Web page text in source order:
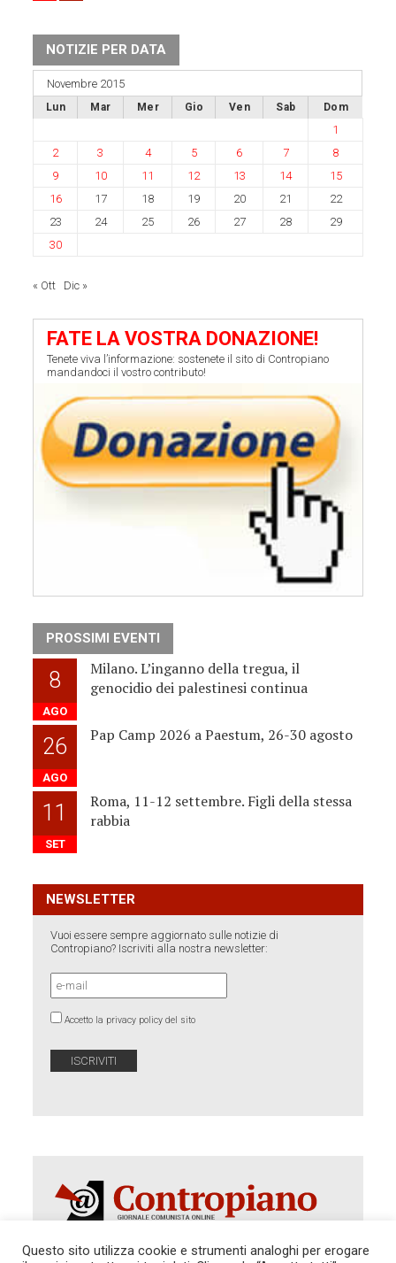
NOTIZIE PER DATA
Novembre 2015
Lun Mar Mer Gio Ven Sab Dom
1
2
3 4 5 6 7
8
9
10 11 12 13 14
15
16
17 18 19 20 21
22
23
24 25 26 27 28
29
30
« Ott Dic »
FATE LA VOSTRA DONAZIONE!
Tenete viva l’informazione: sostenete il sito di Contropiano
mandandoci il vostro contributo!
PROSSIMI EVENTI
8
AGO
Milano. L’inganno della tregua, il
genocidio dei palestinesi continua
26
AGO
Pap Camp 2026 a Paestum, 26-30 agosto
11
SET
Roma, 11-12 settembre. Figli della stessa
rabbia
NEWSLETTER
Vuoi essere sempre aggiornato sulle notizie di
Contropiano? Iscriviti alla nostra newsletter:
Accetto la privacy policy del sito
Questo sito utilizza cookie e strumenti analoghi per erogare